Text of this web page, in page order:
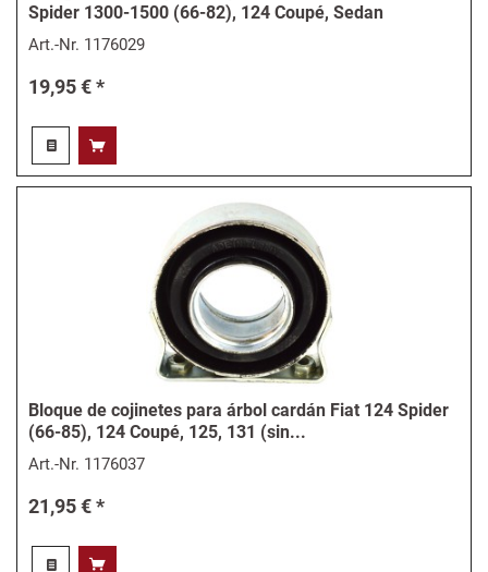
Spider 1300-1500 (66-82), 124 Coupé, Sedan
Art.-Nr. 1176029
19,95 € *
Bloque de cojinetes para árbol cardán Fiat 124 Spider
(66-85), 124 Coupé, 125, 131 (sin...
Art.-Nr. 1176037
21,95 € *